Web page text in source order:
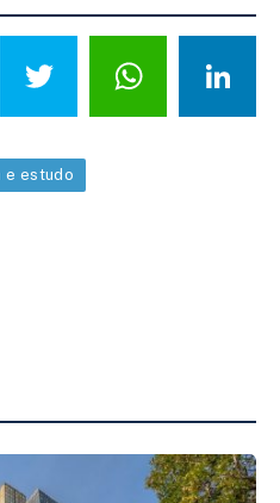
Facebook
Twitter
e estudo